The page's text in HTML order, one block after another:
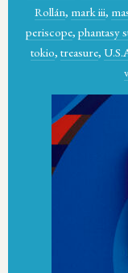
Rollán, mark iii,
periscope, phantasy
tokio, treasure,